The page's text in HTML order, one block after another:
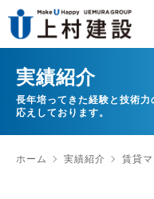
実績紹介
長年培ってきた経験と技術
応えしております。
ホーム 実績紹介 賃貸